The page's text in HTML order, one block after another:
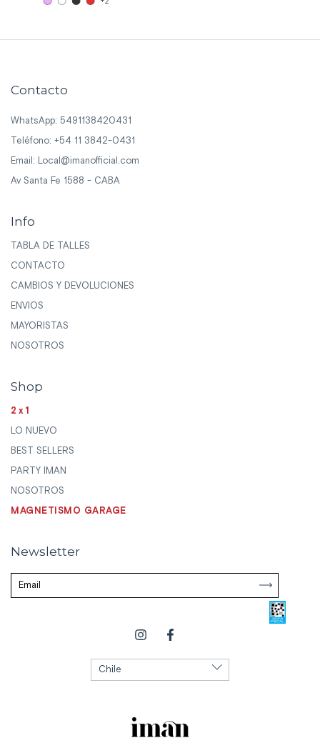
Contacto
WhatsApp: 5491138420431
Teléfono: +54 11 3842-0431
Email: Local@imanofficial.com
Av Santa Fe 1588 - CABA
Info
TABLA DE TALLES
CONTACTO
CAMBIOS Y DEVOLUCIONES
ENVIOS
MAYORISTAS
NOSOTROS
Shop
2x1
LO NUEVO
BEST SELLERS
PARTY IMAN
NOSOTROS
MAGNETISMO GARAGE
Newsletter